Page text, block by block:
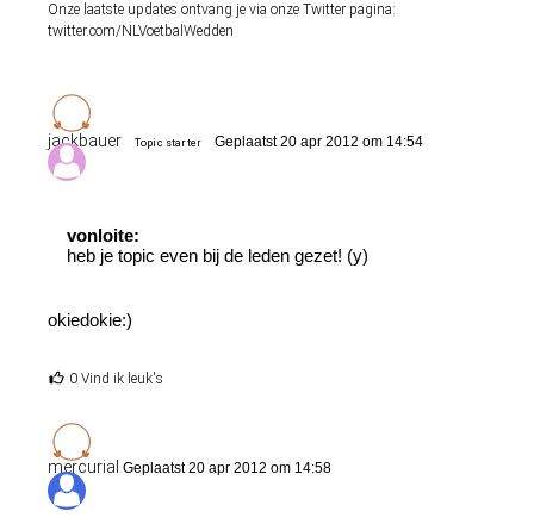
Onze laatste updates ontvang je via onze Twitter pagina:
twitter.com/NLVoetbalWedden
jackbauer Topic starter Geplaatst 20 apr 2012 om 14:54
vonloite:
heb je topic even bij de leden gezet! (y)
okiedokie:)
0 Vind ik leuk's
mercurial Geplaatst 20 apr 2012 om 14:58